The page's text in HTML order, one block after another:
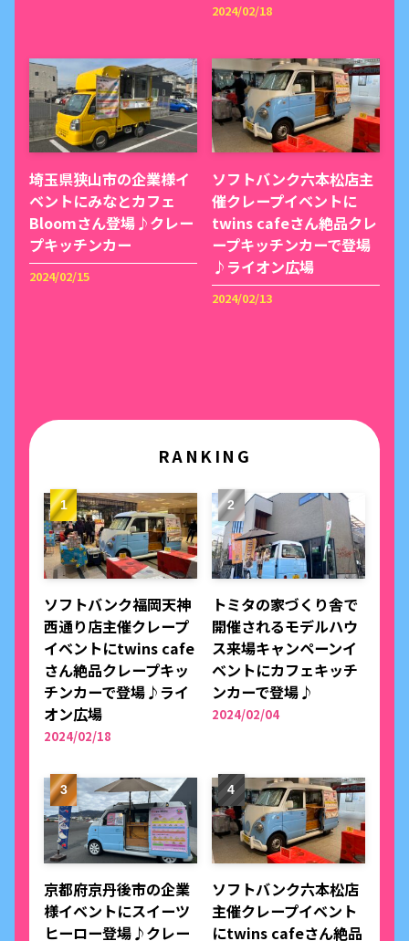
2024/02/18
埼玉県狭山市の企業様イ
ベントにみなとカフェ
Bloomさん登場♪クレー
プキッチンカー
2024/02/15
ソフトバンク六本松店主
催クレープイベントに
twins cafeさん絶品クレ
ープキッチンカーで登場
♪ライオン広場
2024/02/13
RANKING
ソフトバンク福岡天神
西通り店主催クレープ
イベントにtwins cafe
さん絶品クレープキッ
チンカーで登場♪ライ
オン広場
2024/02/18
トミタの家づくり舎で
開催されるモデルハウ
ス来場キャンペーンイ
ベントにカフェキッチ
ンカーで登場♪
2024/02/04
京都府京丹後市の企業
様イベントにスイーツ
ヒーロー登場♪クレー
ソフトバンク六本松店
主催クレープイベント
にtwins cafeさん絶品